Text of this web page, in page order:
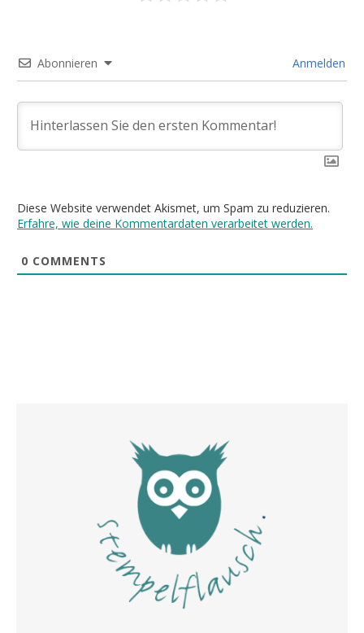
Abonnieren Anmelden
Diese Website verwendet Akismet, um Spam zu reduzieren.
Erfahre, wie deine Kommentardaten verarbeitet werden.
0 COMMENTS